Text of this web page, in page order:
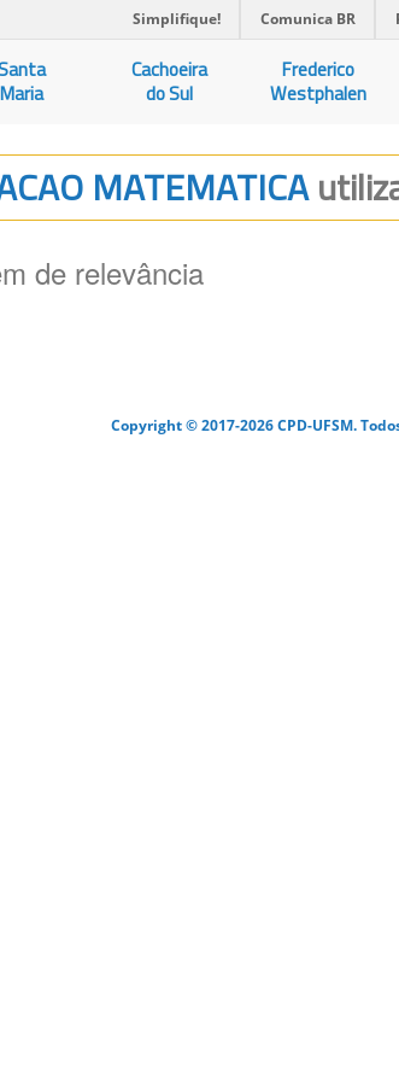
Simplifique! Comunica BR
Maria
Cachoeira
do Sul
Frederico
Westphalen
MATEMATICA
de relevância
Copyright © 2017-2026 CPD-UFSM.